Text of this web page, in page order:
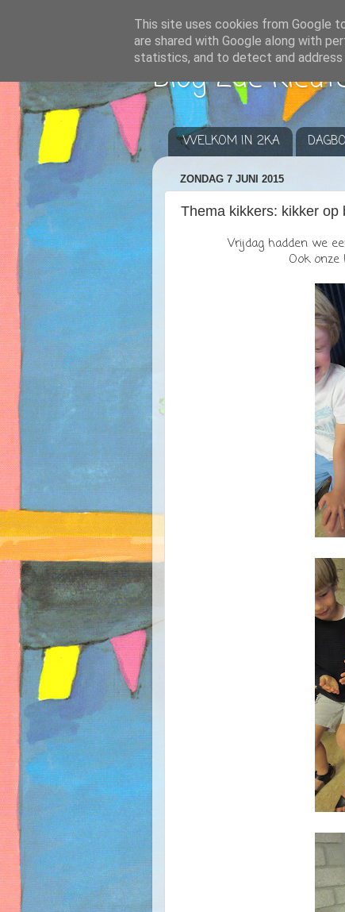
Blog 2de
WELKOM IN 2KA
ZONDAG 7 JUNI 2015
Thema kikkers: kikker op
Vrijdag hadden we
Ook
This site uses cookies from Google
are shared with Google along with
statistics, and to detect and address